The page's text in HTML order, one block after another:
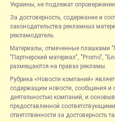
Украины, не подлежат
За достоверность, содержание и
законодательства рекламных
рекламодатель.
Материалы, отмеченные плашками
"Партнерский материал", "Promo",
размещаются на правах рекламы.
Рубрика «Новости компаний»
содержащим новости, сообщения и
деятельностью компаний, и
предоставленной
ответственности за достоверность